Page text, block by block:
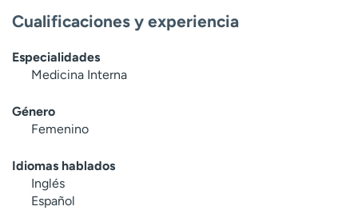
Cualificaciones y experiencia
Especialidades
Medicina Interna
Género
Femenino
Idiomas hablados
Inglés
Español